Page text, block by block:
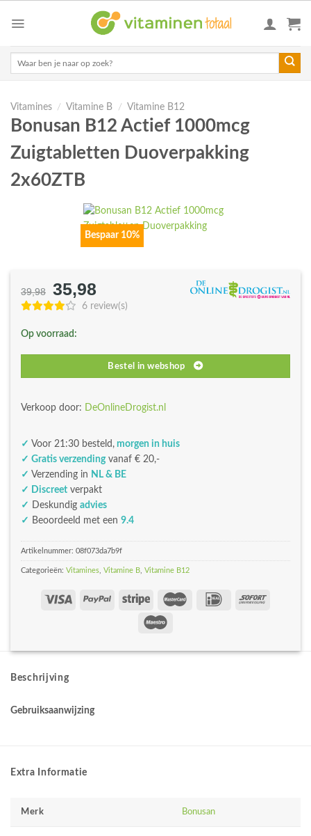
Vitamines / Vitamine B / Vitamine B12
Bonusan B12 Actief 1000mcg
Zuigtabletten Duoverpakking
2x60ZTB
Bespaar 10%
39,98
Oorspronkelijke
prijs
€39,98.
35,98
prijs
6 review(s)
Op voorraad:
Bestel in webshop
Verkoop door: DeOnlineDrogist.nl
✓ Voor 21:30 besteld, morgen in huis
✓ Gratis verzendingvanaf € 20,-
✓ Verzending in NL & BE
✓ Discreet verpakt
✓
Deskundig advies
✓ Beoordeeld met een 9.4
Artikelnummer: 08f073da7b9f
Categorieën: Vitamines Vitamine B Vitamine B12
Beschrijving
Gebruiksaanwijzing
Extra Informatie
Merk Bonusan